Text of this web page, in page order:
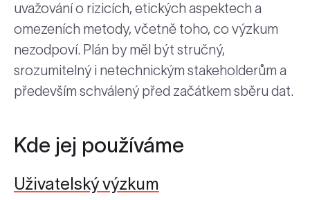
uvažování o rizicích, etických aspektech a
omezeních metody, včetně toho, co výzkum
nezodpoví. Plán by měl být stručný,
srozumitelný i netechnickým stakeholderům a
především schválený před začátkem sběru dat.
Kde jej používáme
Uživatelský výzkum